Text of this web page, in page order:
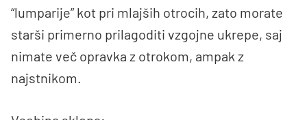
“lumparije” kot pri mlajših otrocih, zato morate
starši primerno prilagoditi vzgojne ukrepe, saj
nimate več opravka z otrokom, ampak z
najstnikom.